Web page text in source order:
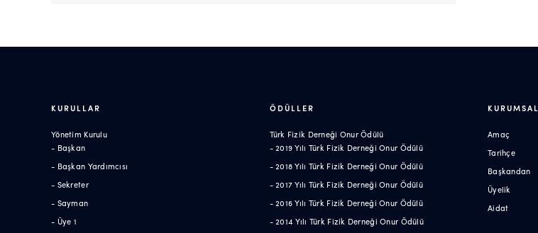
KURULLAR
Yönetim Kurulu
- Başkan
- Başkan Yardımcısı
- Sekreter
- Sayman
- Üye 1
ÖDÜLLER
Türk Fizik Derneği Onur Ödülü
- 2019 Yılı Türk Fizik Derneği Onur Ödülü
- 2018 Yılı Türk Fizik Derneği Onur Ödülü
- 2017 Yılı Türk Fizik Derneği Onur Ödülü
- 2016 Yılı Türk Fizik Derneği Onur Ödülü
- 2014 Yılı Türk Fizik Derneği Onur Ödülü
KURUMSAL
Amaç
Tarihçe
Başkandan
Üyelik
Aidat